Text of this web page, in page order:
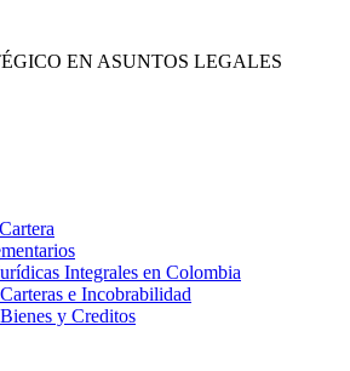
EN ASUNTOS LEGALES
Integrales en Colombia
e Incobrabilidad
y Creditos